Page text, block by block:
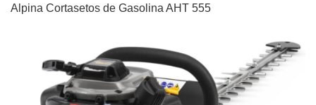
Alpina Cortasetos de Gasolina AHT 555